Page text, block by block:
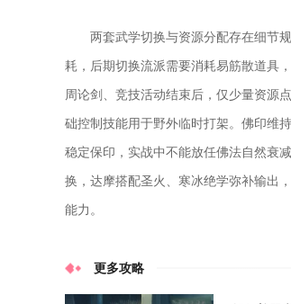
两套武学切换与资源分配存在细节
耗，后期切换流派需要消耗易筋散道具
周论剑、竞技活动结束后，仅少量资源
础控制技能用于野外临时打架。佛印维
稳定保印，实战中不能放任佛法自然衰
换，达摩搭配圣火、寒冰绝学弥补输出
能力。
更多攻略